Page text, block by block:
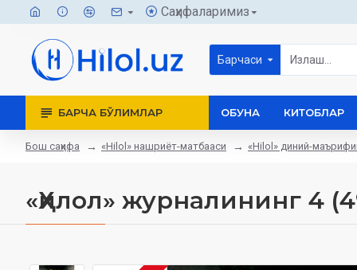
Саҳифаларимиз
Барчаси
БАРЧА БЎЛИМЛАР ОБУНА КИТОБЛАР
Бош саҳифа «Hilol» нашриёт-матбааси «Hilol» диний-
«Ҳилол» журналининг 4